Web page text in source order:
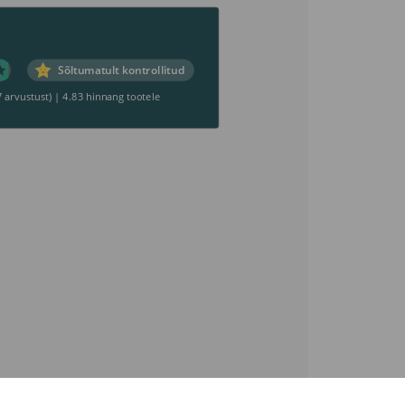
Sõltumatult kontrollitud
arvustust) |4.83 hinnang tootele